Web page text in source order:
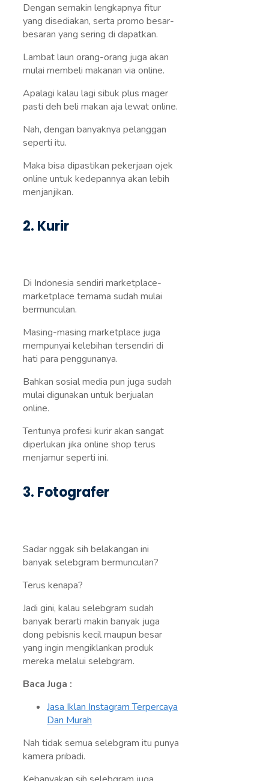
Dengan semakin lengkapnya fitur
yang disediakan, serta promo besar-
besaran yang sering di dapatkan.
Lambat laun orang-orang juga akan
mulai membeli makanan via online.
Apalagi kalau lagi sibuk plus mager
pasti deh beli makan aja lewat online.
Nah, dengan banyaknya pelanggan
seperti itu.
Maka bisa dipastikan pekerjaan ojek
online untuk kedepannya akan lebih
menjanjikan.
2. Kurir
Di Indonesia sendiri marketplace-
marketplace ternama sudah mulai
bermunculan.
Masing-masing marketplace juga
mempunyai kelebihan tersendiri di
hati para penggunanya.
Bahkan sosial media pun juga sudah
mulai digunakan untuk berjualan
online.
Tentunya profesi kurir akan sangat
diperlukan jika online shop terus
menjamur seperti ini.
3. Fotografer
Sadar nggak sih belakangan ini
banyak selebgram bermunculan?
Terus kenapa?
Jadi gini, kalau selebgram sudah
banyak berarti makin banyak juga
dong pebisnis kecil maupun besar
yang ingin mengiklankan produk
mereka melalui selebgram.
Baca Juga :
Jasa Iklan Instagram Terpercaya
Dan Murah
Nah tidak semua selebgram itu punya
kamera pribadi.